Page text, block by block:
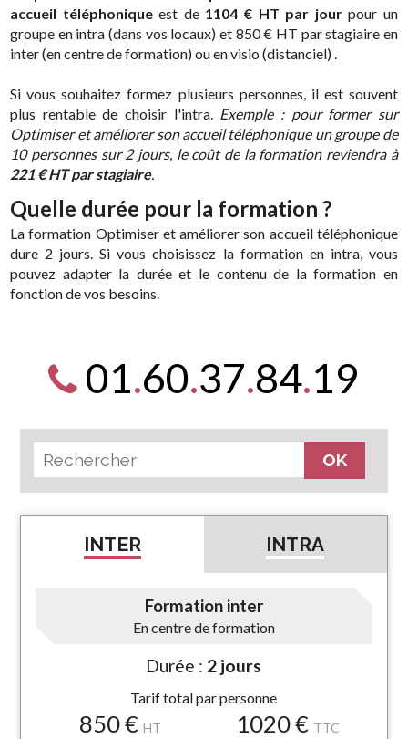
accueil téléphoniqueest de 1104 € HT par jourpour un
groupe en intra (dans vos locaux) et 850 € HT par stagiaire en
inter (en centre de formation) ou en visio (distanciel) .
Si vous souhaitez formez plusieurs personnes, il est souvent
plus rentable de choisir l'intra. Exemple : pour former sur
Optimiser et améliorer son accueil téléphonique un groupe de
10 personnes sur 2 jours, le coût de la formation reviendra à
221 € HT par stagiaire.
Quelle durée pour la formation ?
La formation Optimiser et améliorer son accueil téléphonique
dure 2 jours. Si vous choisissez la formation en intra, vous
pouvez adapter la durée et le contenu de la formation en
fonction de vos besoins.
01.60.37.84.19
INTER INTRA
Formation inter
En centre de formation
Durée : 2 jours
Tarif total par personne
850 € HT 1020 € TTC